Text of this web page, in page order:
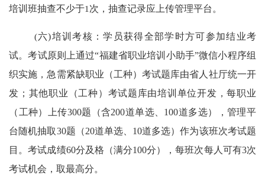
培训班抽查不少于1次 ，抽查记录应上传管理平台。
(六)培训考核：学员获得全部学时方可参加结业考
试。考试原则上通过“福建省职业培训小助手”微信小程序组
织实施，急需紧缺职业（工种）考试题库由省人社厅统一开
发；其他职业（工种）考试题库由培训单位开发，每职业
（工种）上传300题（含200道单选、 100道多选），管理平
台随机抽取30题（20道单选、 10道多选）作为该班次考试题
目。考试成绩60分及格（满分100分），每班次每人可有3次
考试机会，取最高分。